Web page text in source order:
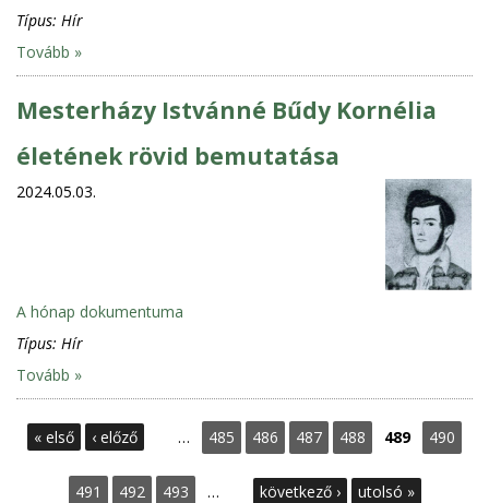
Típus: Hír
Tovább »
Mesterházy Istvánné Bűdy Kornélia
életének rövid bemutatása
2024.05.03.
A hónap dokumentuma
Típus: Hír
Tovább »
S « első ‹ előző … 485 486 487 488 489 490
491 492 493 … következő › utolsó »